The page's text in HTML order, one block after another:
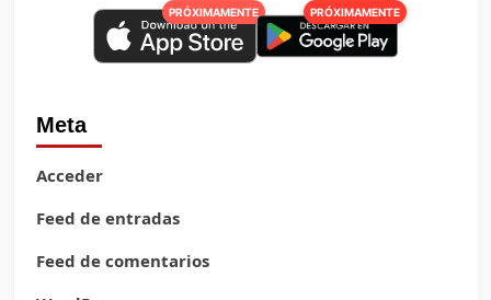
PRÓXIMAMENTE PRÓXIMAMENTE
Meta
Acceder
Feed de entradas
Feed de comentarios